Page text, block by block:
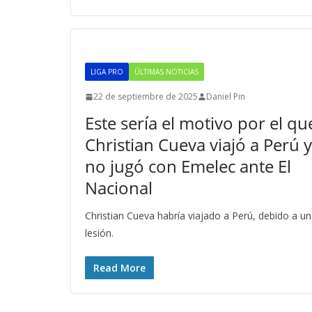
LIGA PRO ÚLTIMAS NOTICIAS
22 de septiembre de 2025 Daniel Pin
Este sería el motivo por el
Christian Cueva viajó a Perú y
no jugó con Emelec ante El
Nacional
Christian Cueva habría viajado a Perú, debido a
lesión.
Read More